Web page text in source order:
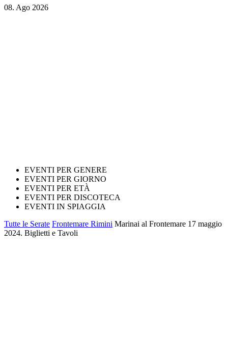
08. Ago 2026
EVENTI PER GENERE
EVENTI PER GIORNO
EVENTI PER ETÀ
EVENTI PER DISCOTECA
EVENTI IN SPIAGGIA
Tutte le Serate Frontemare Rimini Marinai al Frontemare 17 maggio
2024. Biglietti e Tavoli